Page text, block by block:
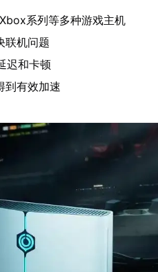
系列等多种游戏主机
联机问题
迟和卡顿
到有效加速